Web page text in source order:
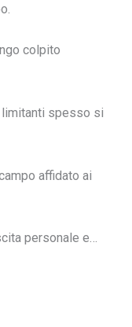
colpito
limitanti spesso si
affidato ai
personale e…